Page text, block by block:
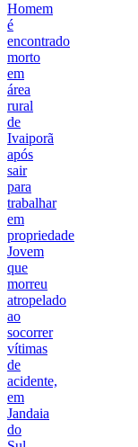
Homem
é
encontrado
morto
em
área
rural
de
Ivaiporã
após
sair
para
trabalhar
em
propriedade
Jovem
que
morreu
atropelado
ao
socorrer
vítimas
de
acidente,
em
Jandaia
do